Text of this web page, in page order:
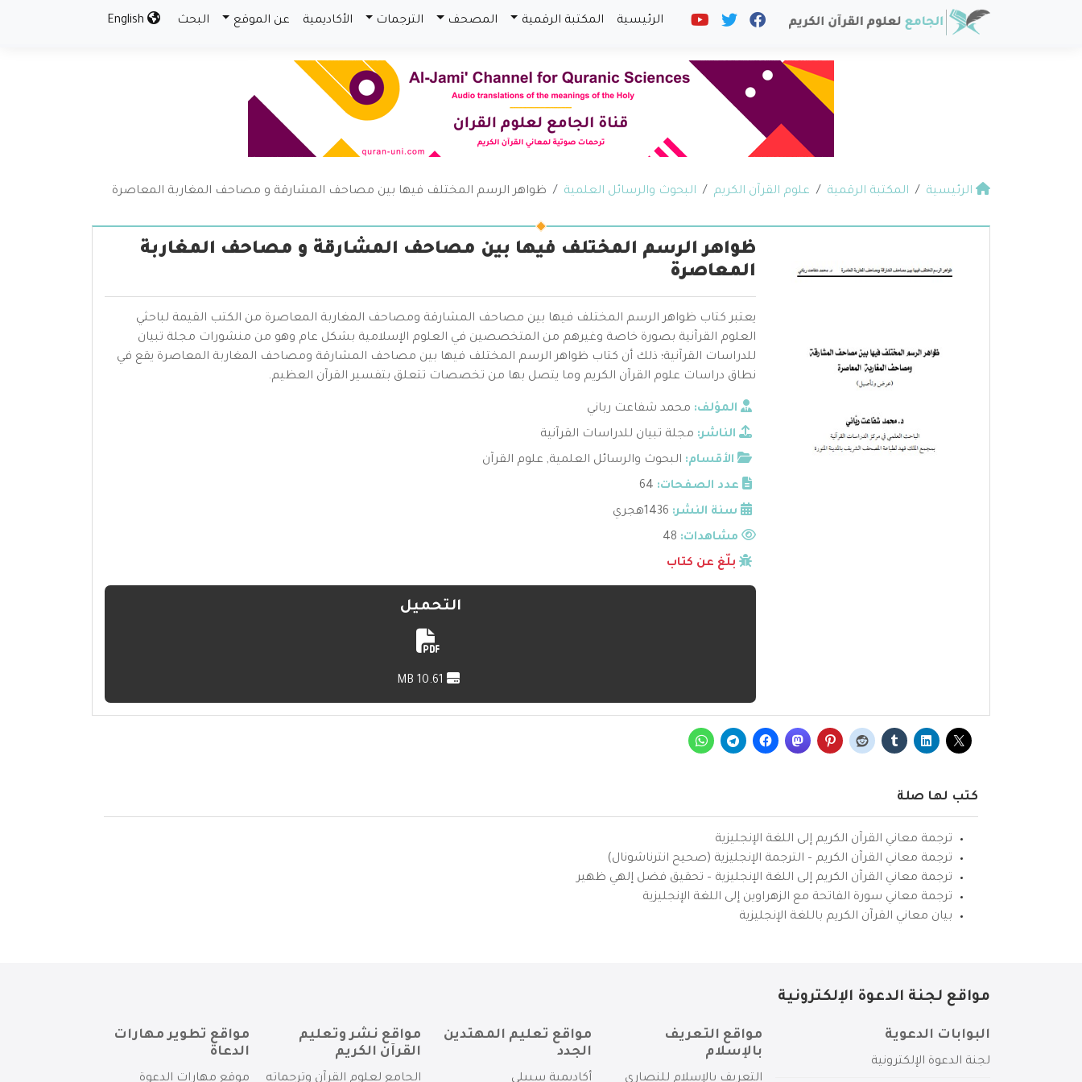
الرئيسية المكتبة الرقمية المصحف الترجمات الأكاديمية عن الموقع البحث
الرئيسية المكتبة الرقمية علوم القرآن الكريم البحوث والرسائل العلمية ظواهر الرسم المختلف فيها بين مصاحف المشارقة و مصاحف المغاربة المعاصرة
ظواهر الرسم المختلف فيها بين مصاحف المشارقة و مصاحف المغاربة
المعاصرة
يعتبر كتاب ظواهر الرسم المختلف فيها بين مصاحف المشارقة ومصاحف المغاربة المعاصرة من الكتب القيمة لباحثي
العلوم القرآنية بصورة خاصة وغيرهم من المتخصصين في العلوم الإسلامية بشكل عام وهو من منشورات مجلة تبيان
للدراسات القرآنية؛ ذلك أن كتاب ظواهر الرسم المختلف فيها بين مصاحف المشارقة ومصاحف المغاربة المعاصرة يقع في
نطاق دراسات علوم القرآن الكريم وما يتصل بها من تخصصات تتعلق بتفسير القرآن العظيم.
المؤلف: محمد شفاعت رباني
الناشر: مجلة تبيان للدراسات القرآنية
الأقسام: البحوث والرسائل العلمية, علوم القرآن
عدد الصفحات: 64
سنة النشر: 1436هجري
مشاهدات:
بلّغ عن كتاب
التحميل
كتب لها صلة
ترجمة معاني القرآن الكريم إلى اللغة الإنجليزية
ترجمة معاني القرآن الكريم – الترجمة الإنجليزية (صحيح انترناشونال)
ترجمة معاني القرآن الكريم إلى اللغة الإنجليزية – تحقيق فضل إلهي ظهير
ترجمة معاني سورة الفاتحة مع الزهراوين إلى اللغة الإنجليزية
بيان معاني القرآن الكريم باللغة الإنجليزية
مواقع لجنة الدعوة الإلكترونية
البوابات الدعوية
لجنة الدعوة الإلكترونية
مواقع التعريف
بالإسلام
التعريف بالإسلام للنصارى
مواقع تعليم المهتدين
الجدد
أكاديمية سبيلي
مواقع نشر وتعليم
القرآن الكريم
الجامع لعلوم القرآن وترجماته
مواقع تطوير مهارات
الدعاة
موقع مهارات الدعوة